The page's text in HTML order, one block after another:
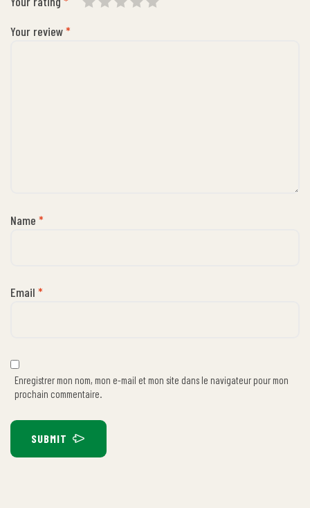
Your review*
Name *
Email *
Enregistrer mon nom, mon e-mail et mon site dans le navigateur pour mon
prochain commentaire.
SUBMIT